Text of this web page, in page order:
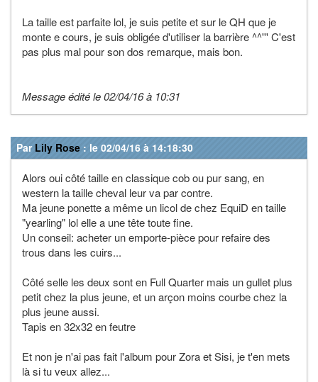
La taille est parfaite lol, je suis petite et sur le QH que je
monte e cours, je suis obligée d'utiliser la barrière ^^''' C'est
pas plus mal pour son dos remarque, mais bon.
Message édité le 02/04/16 à 10:31
Par Lily Rose : le 02/04/16 à 14:18:30
Alors oui côté taille en classique cob ou pur sang, en
western la taille cheval leur va par contre.
Ma jeune ponette a même un licol de chez EquiD en taille
"yearling" lol elle a une tête toute fine.
Un conseil: acheter un emporte-pièce pour refaire des
trous dans les cuirs...
Côté selle les deux sont en Full Quarter mais un gullet plus
petit chez la plus jeune, et un arçon moins courbe chez la
plus jeune aussi.
Tapis en 32x32 en feutre
Et non je n'ai pas fait l'album pour Zora et Sisi, je t'en mets
là si tu veux allez...